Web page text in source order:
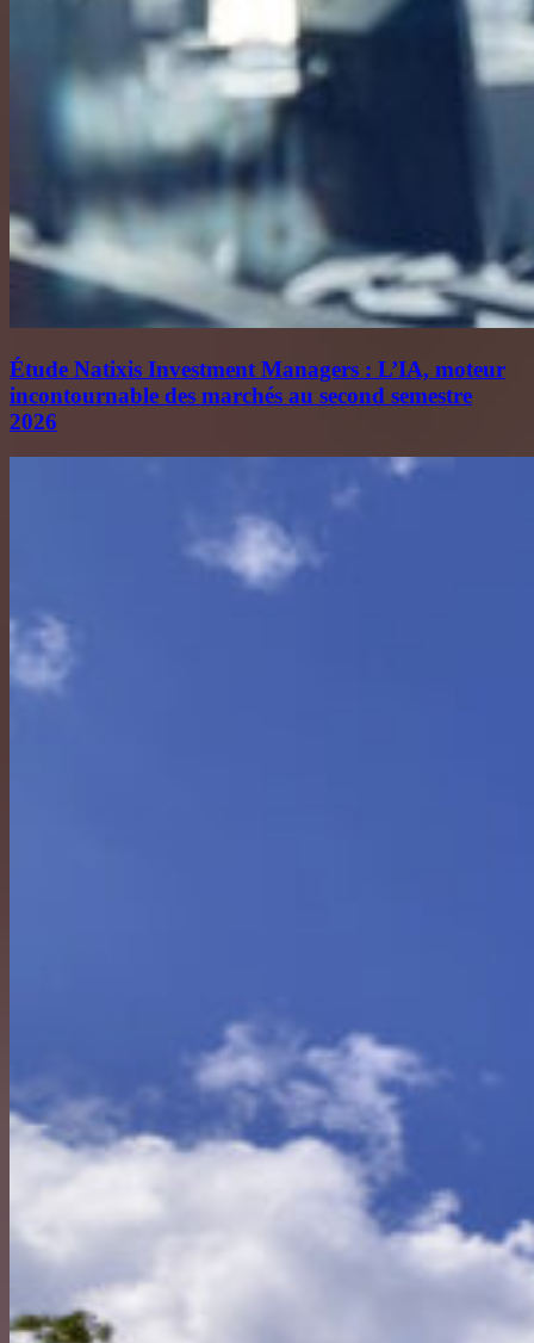
Étude Natixis Investment Managers : L’IA, moteur
incontournable des marchés au second semestre
2026